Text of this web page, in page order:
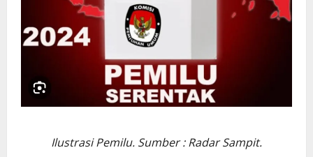
Ilustrasi Pemilu. Sumber : Radar Sampit.